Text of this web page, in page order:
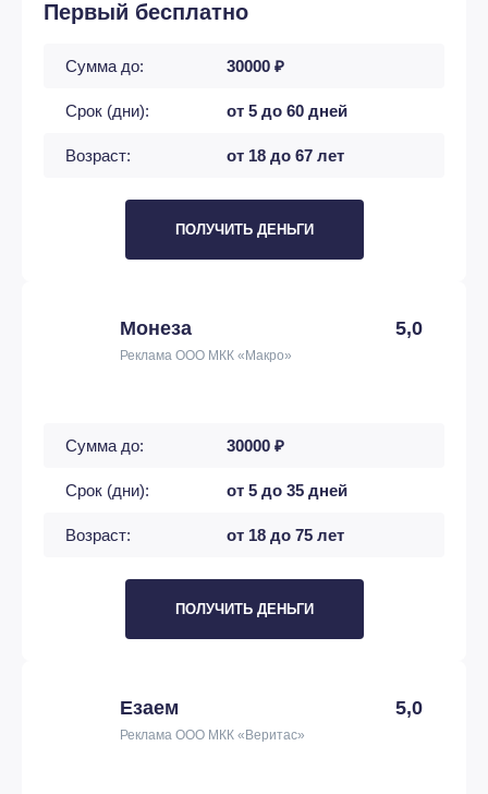
Первый бесплатно
Сумма до: 30000 ₽
Срок (дни): от 5 до 60 дней
Возраст: от 18 до 67 лет
ПОЛУЧИТЬ ДЕНЬГИ
Монеза 5,0
Реклама ООО МКК «Макро»
Сумма до: 30000 ₽
Срок (дни): от 5 до 35 дней
Возраст: от 18 до 75 лет
ПОЛУЧИТЬ ДЕНЬГИ
Езаем 5,0
Реклама ООО МКК «Веритас»